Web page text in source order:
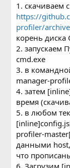
1. скачиваем
https://
profiler/
корень диска
2. запускаем
cmd.exe
3. в
manager-
4. затем
время
5. в любом
profiler-
данными
что
6. Загрузим